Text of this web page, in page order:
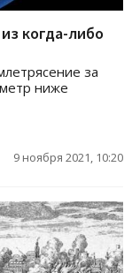
когда-либо
за
ниже
9 ноября 2021, 10:20